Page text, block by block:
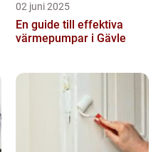
02 juni 2025
En guide till effektiva
värmepumpar i Gävle